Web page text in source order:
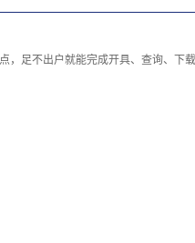
足不出户就能完成开具、查询、下